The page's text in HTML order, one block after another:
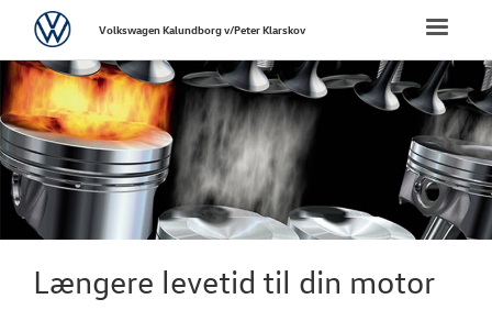
FORSIDE
NYE
NYE VAREBILER
Toggle
VolkswagenVolkswagen Kalundborg v/Peter Klarskov
Længere levetid til din motor